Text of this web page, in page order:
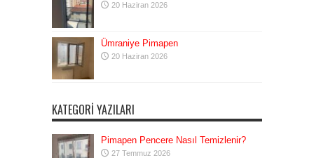
20 Haziran 2026
Ümraniye Pimapen
20 Haziran 2026
KATEGORI YAZILARI
Pimapen Pencere Nasıl Temizlenir?
27 Temmuz 2026